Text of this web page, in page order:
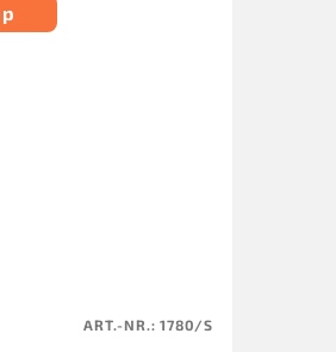
ART.-NR.:1780/S